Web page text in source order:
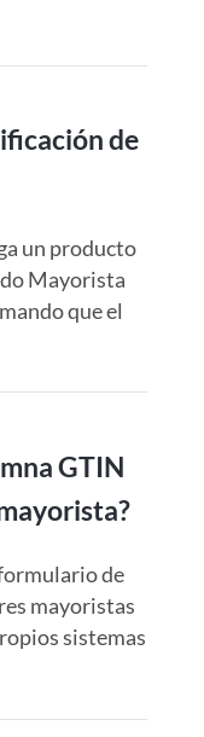
de
un producto
Mayorista
que el
GTIN
de
mayoristas
sistemas